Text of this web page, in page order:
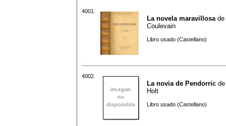
4001.
La novela maravillosa de
Coulevain
Libro usado (Castellano)
4002.
La novia de Pendorric
Holt
Libro usado (Castellano)